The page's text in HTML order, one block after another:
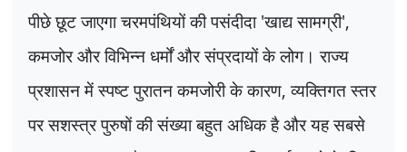
पीछे छूट जाएगा चरमपंथियों की पसंदीदा'खाद्य सामग्री',
कमजोर और विभिन्न धर्मों और संप्रदायों के लोग। राज्य
प्रशासन में स्पष्ट पुरातन कमजोरी के कारण,व्यक्तिगत स्तर
पर सशस्त्र पुरुषों की संख्या बहुत अधिक है और यह सबसे